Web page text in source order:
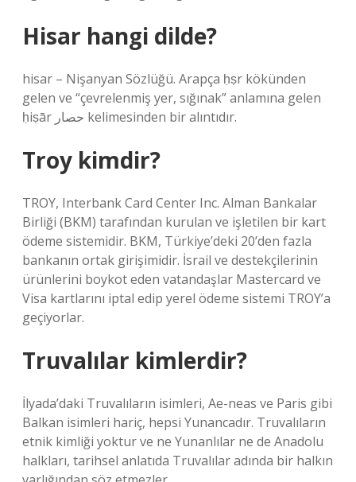
Hisar hangi dilde?
hisar – Nişanyan Sözlüğü. Arapça ḥṣr kökünden
gelen ve “çevrelenmiş yer, sığınak” anlamına gelen
ḥiṣār حصار kelimesinden bir alıntıdır.
Troy kimdir?
TROY, Interbank Card Center Inc. Alman Bankalar
Birliği (BKM) tarafından kurulan ve işletilen bir kart
ödeme sistemidir. BKM, Türkiye’deki 20’den fazla
bankanın ortak girişimidir. İsrail ve destekçilerinin
ürünlerini boykot eden vatandaşlar Mastercard ve
Visa kartlarını iptal edip yerel ödeme sistemi TROY’a
geçiyorlar.
Truvalılar kimlerdir?
İlyada’daki Truvalıların isimleri, Ae-neas ve Paris gibi
Balkan isimleri hariç, hepsi Yunancadır. Truvalıların
etnik kimliği yoktur ve ne Yunanlılar ne de Anadolu
halkları, tarihsel anlatıda Truvalılar adında bir halkın